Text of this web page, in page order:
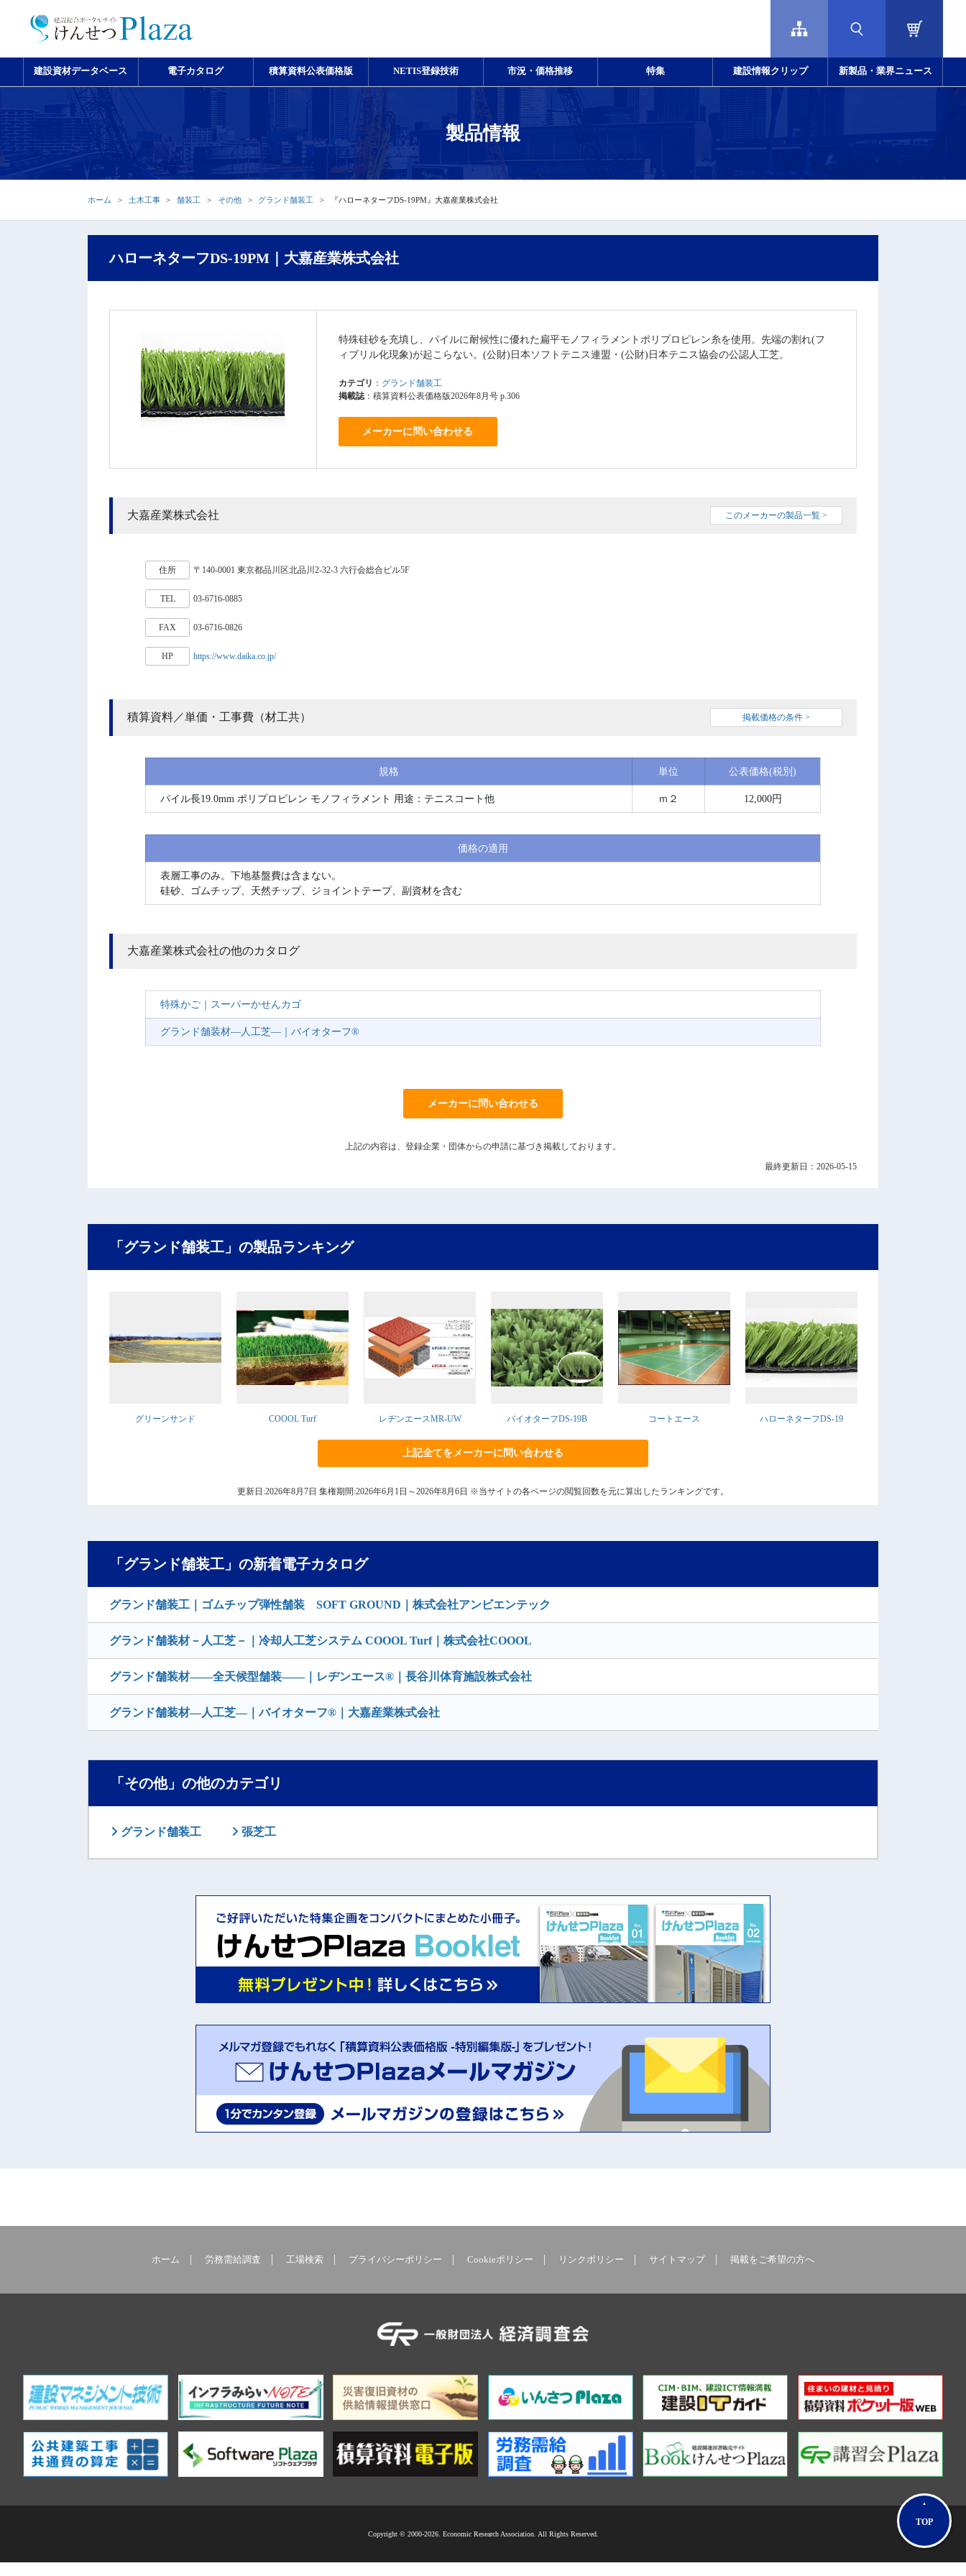
建設資材データベース 電子カタログ 積算資料公表価格版 NETIS登録技術 市況・価格推移 特集 建設情報クリップ 新製品・業界ニュース
製品情報
ホーム 土木工事 舗装工 その他 グランド舗装工 『ハローネターフDS-19PM』大嘉産業株式会社
ハローネターフDS-19PM｜大嘉産業株式会社
特殊硅砂を充填し、パイルに耐候性に優れた扁平モノフィラメントポリプロピレン糸を使用。先端の割れ(フ
ィブリル化現象)が起こらない。(公財)日本ソフトテニス連盟・(公財)日本テニス協会の公認人工芝。
カテゴリ ： グランド舗装工
掲載誌：積算資料公表価格版2026年8月号 p.306
メーカーに問い合わせる
大嘉産業株式会社 このメーカーの製品一覧 >
住所 〒140-0001 東京都品川区北品川2-32-3 六行会総合ビル5F
TEL 03-6716-0885
FAX 03-6716-0826
HP https://www.daika.co.jp/
積算資料／単価・工事費（材工共） 掲載価格の条件 >
規格 単位 公表価格(税別)
パイル長19.0mm ポリプロピレン モノフィラメント 用途：テニスコート他 ｍ２ 12,000円
価格の適用
表層工事のみ。下地基盤費は含まない。
硅砂、ゴムチップ、天然チップ、ジョイントテープ、副資材を含む
大嘉産業株式会社の他のカタログ
特殊かご｜スーパーかせんカゴ
グランド舗装材―人工芝―｜バイオターフ®
メーカーに問い合わせる
上記の内容は、登録企業・団体からの申請に基づき掲載しております。
最終更新日：2026-05-15
「グランド舗装工」の製品ランキング
グリーンサンド COOOL Turf レヂンエースMR-UW バイオターフDS-19B コートエース ハローネターフDS-19
上記全てをメーカーに問い合わせる
更新日:2026年8月7日 集権期間:2026年6月1日～2026年8月6日 ※当サイトの各ページの閲覧回数を元に算出したランキングです。
「グランド舗装工」の新着電子カタログ
グランド舗装工｜ゴムチップ弾性舗装 SOFT GROUND｜株式会社アンビエンテック
グランド舗装材－人工芝－｜冷却人工芝システム COOOL Turf｜株式会社COOOL
グランド舗装材――全天候型舗装――｜レヂンエース®｜長谷川体育施設株式会社
グランド舗装材―人工芝―｜バイオターフ®｜大嘉産業株式会社
「その他」の他のカテゴリ
グランド舗装工 張芝工
ホーム 労務需給調査 工場検索 プライバシーポリシー Cookieポリシー リンクポリシー サイトマップ 掲載をご希望の方へ
Copyright © 2000-2026. Economic Research Association. All Rights Reserved.
TOP